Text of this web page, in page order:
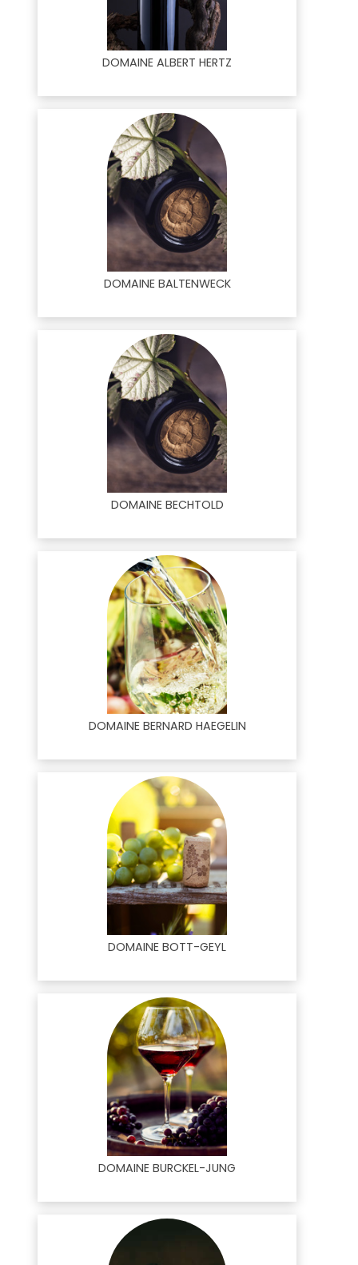
DOMAINE ALBERT HERTZ
DOMAINE BALTENWECK
DOMAINE BECHTOLD
DOMAINE BERNARD HAEGELIN
DOMAINE BOTT-GEYL
DOMAINE BURCKEL-JUNG